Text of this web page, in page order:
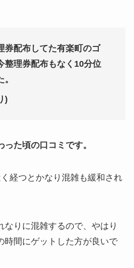
券配布してた有楽町のゴ
整理券配布もなく10分位
)
た頃の口コミです。
経つとかなり混雑も緩和され
なりに混雑するので、やはり
時間にゲットした方が良いで